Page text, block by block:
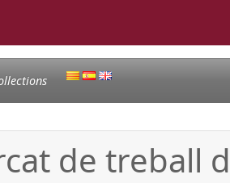
de treball